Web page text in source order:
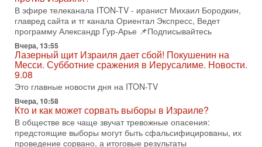
последних союзников. Путин - псих!
В эфире ITON-TV доктор Эльдар Намазов , историк,
политолог, в прошлом – помощник Президента
Азербайджана Гейдара Алиева . Ведет программу
Александр
3-08-2026, 11:09
Выборы в Израиле в опасности?! ШАБАК формирует
спецотдел
В этом выпуске мы разбираем одну из самых тревожных
тем израильской политики. Известно, что израильская
Служба общей безопасности (ШАБАК) создала
3-08-2026, 08:32
Трамп и Иран: последний шанс - НОВОСТИ
В эфире телеканала ITON-TV - иранист Михаил Бородкин,
главред сайта и тг канала Ориентал Экспресс, Ведет
программу Александр Гур-Арье 📌Подписывайтесь
Вчера, 13:55
Лазерный щит Израиля дает сбой! Покушенин на
Месси. Субботние сражения в Иерусалиме. Новости.
9.08
Это главные новости дня на ITON-TV
Вчера, 10:58
Кто и как может сорвать выборы в Израиле?
В обществе все чаще звучат тревожные опасения:
предстоящие выборы могут быть сфальсифицированы, их
проведение сорвано, а итоговые результаты